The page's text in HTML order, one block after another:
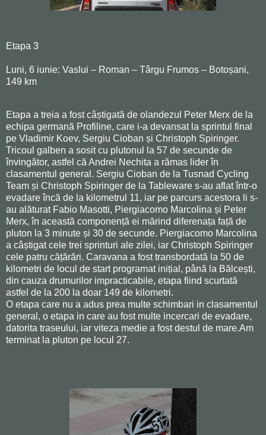
Etapa 3
Luni, 6 iunie: Vaslui – Roman – Târgu Frumos – Botoșani,
149 km
Etapa a treia a fost câștigată de olandezul Peter Merx de la
echipa germană Profiline, care i-a devansat la sprintul final
pe Vladimir Koev, Sergiu Cioban și Christoph Spiringer.
Tricoul galben a sosit cu plutonul la 57 de secunde de
învingător, astfel că Andrei Nechita a rămas lider în
clasamentul general. Sergiu Cioban de la Tusnad Cycling
Team și Christoph Spiringer de la Tableware s-au aflat într-o
evadare încă de la kilometrul 11, iar pe parcurs acestora li s-
au alăturat Fabio Masotti, Piergiacomo Marcolina și Peter
Merx, în această componență ei mărind diferenața față de
pluton la 3 minute și 30 de secunde. Piergiacomo Marcolina
a câștigat cele trei sprinturi ale zilei, iar Christoph Spiringer
cele patru cățărări. Caravana a fost transbordată la 50 de
kilometri de locul de start programat inițial, până la Bălcești,
din cauza drumurilor impracticabile, etapa fiind scurtată
astfel de la 200 la doar 149 de kilometri.
O etapa care nu a adus prea multe schimbari in clasamentul
general, o etapa in care au fost multe incercari de evadare,
datorita traseului, iar viteza medie a fost destul de mare.Am
terminat la pluton pe locul 27.